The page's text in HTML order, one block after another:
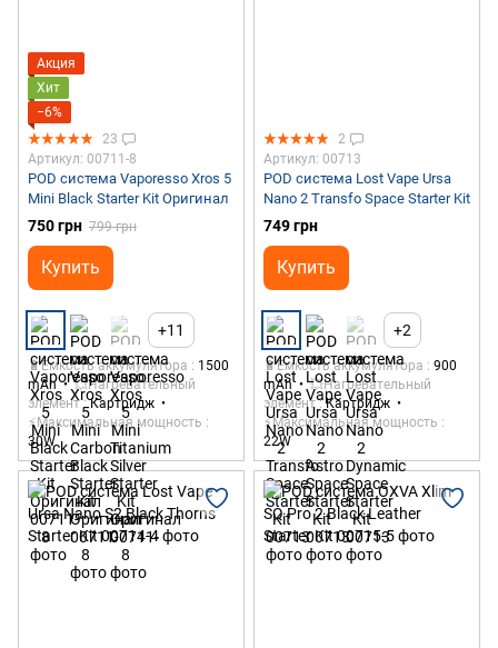
Акция
Хит
−6%
23
Артикул: 00711-8
POD система Vaporesso Xros 5
Mini Black Starter Kit Оригинал
750 грн 799 грн
Купить
+11
🔋Емкость аккумулятора
1500
mAh
💥Нагревательный
элемент Картридж
⚡Максимальная мощность
30W
2
Артикул: 00713
POD система Lost Vape Ursa
Nano 2 Transfo Space Starter Kit
749 грн
Купить
+2
🔋Емкость аккумулятора
900
mAh
💥Нагревательный
элемент Картридж
⚡Максимальная мощность
22W